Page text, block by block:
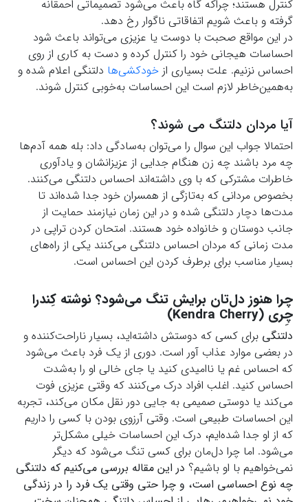
کنترل هستند؛ چراکه گاه باعث می‌شود تصمیماتی احمقانه
گرفته و باعث شویم اتفاقاتی ناگوار رخ دهد.
در این مواقع صحبت با دوست یا عزیزی می‌تواند باعث شود
احساسات هیجانی خود را کنترل کرده و دست به کاری از روی
احساس نزنیم. علت بسیاری ازخودکشی‌ها دلتنگی اعلام شده و
به‌همین‌خاطر لازم است این احساسات به‌خوبی کنترل شوند.
آیا مردان دلتنگ می شوند؟
احتمالا جواب این سوال را می‌توان به‌سادگی داد: بله همه آدم‌ها
چه مرد باشند چه زن هنگام جدایی از عزیزانشان و یادآوری
خاطرات مشترکی که با وی داشته‌اند احساس دلتنگی می‌کنند.
بخصوص مردانی که به‌تازگی از همسران خود جدا شده‌اند تا
مدت‌ها دچار دلتنگی شده و در این زمان نیازمند حمایت از
جانب دوستان و خانواده خود هستند. امتحان کردن تراپی در
مدت زمانی که مردان احساس دلتنگی می‌کنند یکی از راه‌های
بسیار مناسب برای برطرف کردن این احساس است.
چرا هنوز دل‌تان برایش تنگ می‌شود؟نوشته کِندرا
چِری (Kendra Cherry)
دلتنگی برای کسی که دوستش داشته‌اید، بسیار ناراحت‌کننده و
در بعضی موارد عذاب آور است. دوری از یک فرد باعث می‌شود
که احساس غم یا ناامیدی کنید یا جای خالی او را به‌شدت
احساس کنید. اغلب افراد درک می‌کنند که وقتی عزیزی فوت
می‌کند یا دوستی صمیمی به جایی دور نقل مکان می‌کند، تجربه
این احساسات طبیعی است. وقتی آرزوی بودن با کسی را داریم
که از او جدا شده‌ایم، درک این احساسات خیلی مشکل‌تر
می‌شود. اما چرا دل‌مان برای کسی تنگ می‌شود که دیگر
نمی‌خواهیم با او باشیم؟ در این مقاله بررسی می‌کنیم که دلتنگی
چه نوع احساسی است، و چرا حتی وقتی یک فرد را در زندگی